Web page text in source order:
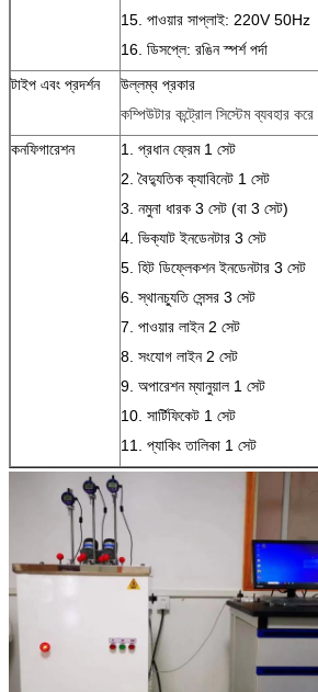
15. পাওয়ার সাপ্লাই: 220V 50Hz
16. ডিসপ্লে: রঙিন স্পর্শ পর্দা
টাইপ এবং প্রদর্শন
উল্লম্ব প্রকার
কম্পিউটার কন্ট্রোল সিস্টেম ব্যবহার করে
কনফিগারেশন
1. প্রধান ফ্রেম 1 সেট
2. বৈদ্যুতিক ক্যাবিনেট 1 সেট
3. নমুনা ধারক 3 সেট (বা 3 সেট)
4. ভিক্যাট ইনডেনটার 3 সেট
5. হিট ডিফ্লেকশন ইনডেনটার 3 সেট
6. স্থানচ্যুতি সেন্সর 3 সেট
7. পাওয়ার লাইন 2 সেট
8. সংযোগ লাইন 2 সেট
9. অপারেশন ম্যানুয়াল 1 সেট
10. সার্টিফিকেট 1 সেট
11. প্যাকিং তালিকা 1 সেট